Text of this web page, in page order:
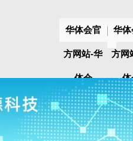
华体会官
方网站-华
体会
huatihui(中
国)
华
方网
体